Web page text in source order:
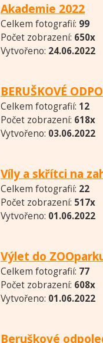
Akademie 2022
Celkem fotografií: 99
Počet zobrazení: 650x
Vytvořeno: 24.06.2022
BERUŠKOVÉ
Celkem fotografií: 12
Počet zobrazení: 618x
Vytvořeno: 03.06.2022
Víly a skřítci na
Celkem fotografií: 22
Počet zobrazení: 517x
Vytvořeno: 01.06.2022
Výlet do
Celkem fotografií: 77
Počet zobrazení: 608x
Vytvořeno: 01.06.2022
Beruškové